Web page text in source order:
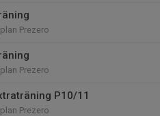
Prezero
Prezero
P10/11
Prezero